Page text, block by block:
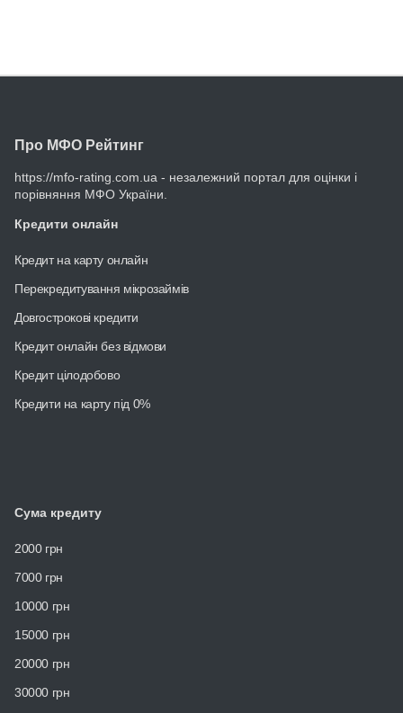
Про МФО Рейтинг
https://mfo-rating.com.ua - незалежний портал для оцінки і
порівняння МФО України.
Кредити онлайн
Кредит на карту онлайн
Перекредитування мікрозаймів
Довгострокові кредити
Кредит онлайн без відмови
Кредит цілодобово
Кредити на карту під 0%
Сума кредиту
2000 грн
7000 грн
10000 грн
15000 грн
20000 грн
30000 грн